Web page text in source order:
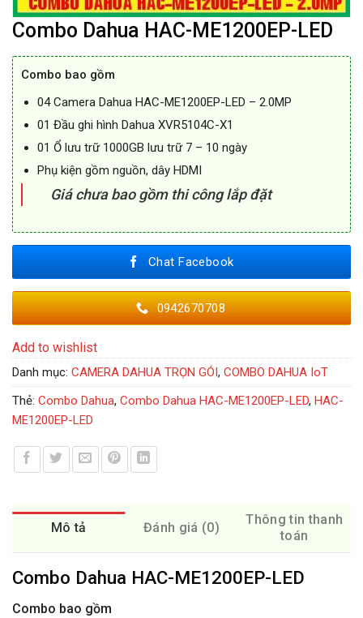
Combo Dahua HAC-ME1200EP-LED
Combo bao gồm
04 Camera Dahua HAC-ME1200EP-LED – 2.0MP
01 Đầu ghi hình Dahua XVR5104C-X1
01 Ổ lưu trữ 1000GB lưu trữ 7 – 10 ngày
Phụ kiện gồm nguồn, dây HDMI
Giá chưa bao gồm thi công lắp đặt
Chat Facebook
0942670708
Add to wishlist
Danh mục: CAMERA DAHUA TRỌN GÓI, COMBO DAHUA IoT
Thẻ: Combo Dahua, Combo Dahua HAC-ME1200EP-LED, HAC-
ME1200EP-LED
Mô tả Đánh giá (0)
Thông tin thanh
toán
Combo Dahua HAC-ME1200EP-LED
Combo bao gồm